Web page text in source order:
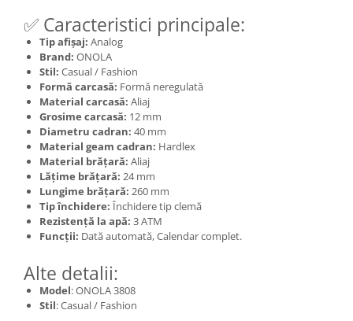
✅ Caracteristici principale:
Tip afișaj: Analog
Brand: ONOLA
Stil: Casual / Fashion
Formă carcasă: Formă neregulată
Material carcasă: Aliaj
Grosime carcasă: 12 mm
Diametru cadran: 40 mm
Material geam cadran: Hardlex
Material brățară: Aliaj
Lățime brățară: 24 mm
Lungime brățară: 260 mm
Tip închidere: Închidere tip clemă
Rezistență la apă: 3 ATM
Funcții: Dată automată, Calendar complet.
Alte detalii:
Model: ONOLA 3808
Stil: Casual / Fashion